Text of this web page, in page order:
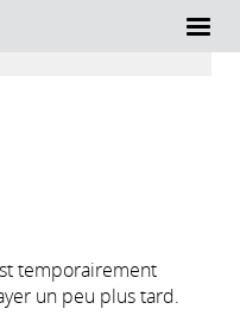
temporairement
un peu plus tard.